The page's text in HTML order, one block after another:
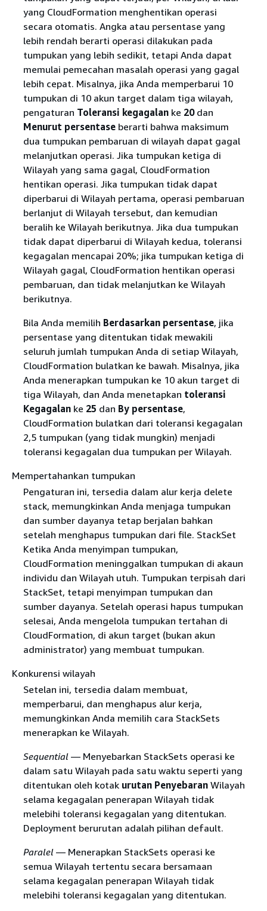
yang CloudFormation menghentikan operasi
secara otomatis. Angka atau persentase yang
lebih rendah berarti operasi dilakukan pada
tumpukan yang lebih sedikit, tetapi Anda dapat
memulai pemecahan masalah operasi yang gagal
lebih cepat. Misalnya, jika Anda memperbarui 10
tumpukan di 10 akun target dalam tiga wilayah,
pengaturan Toleransi kegagalanke 20dan
Menurut persentaseberarti bahwa maksimum
dua tumpukan pembaruan di wilayah dapat gagal
melanjutkan operasi. Jika tumpukan ketiga di
Wilayah yang sama gagal, CloudFormation
hentikan operasi. Jika tumpukan tidak dapat
diperbarui di Wilayah pertama, operasi pembaruan
berlanjut di Wilayah tersebut, dan kemudian
beralih ke Wilayah berikutnya. Jika dua tumpukan
tidak dapat diperbarui di Wilayah kedua, toleransi
kegagalan mencapai 20%; jika tumpukan ketiga di
Wilayah gagal, CloudFormation hentikan operasi
pembaruan, dan tidak melanjutkan ke Wilayah
berikutnya.
Bila Anda memilih Berdasarkan persentase, jika
persentase yang ditentukan tidak mewakili
seluruh jumlah tumpukan Anda di setiap Wilayah,
CloudFormation bulatkan ke bawah. Misalnya, jika
Anda menerapkan tumpukan ke 10 akun target di
tiga Wilayah, dan Anda menetapkan toleransi
Kegagalanke 25 dan By persentase,
CloudFormation bulatkan dari toleransi kegagalan
2,5 tumpukan (yang tidak mungkin) menjadi
toleransi kegagalan dua tumpukan per Wilayah.
Mempertahankan tumpukan
Pengaturan ini, tersedia dalam alur kerja delete
stack, memungkinkan Anda menjaga tumpukan
dan sumber dayanya tetap berjalan bahkan
setelah menghapus tumpukan dari file. StackSet
Ketika Anda menyimpan tumpukan,
CloudFormation meninggalkan tumpukan di akaun
individu dan Wilayah utuh. Tumpukan terpisah dari
StackSet, tetapi menyimpan tumpukan dan
sumber dayanya. Setelah operasi hapus tumpukan
selesai, Anda mengelola tumpukan tertahan di
CloudFormation, di akun target (bukan akun
administrator) yang membuat tumpukan.
Konkurensi wilayah
Setelan ini, tersedia dalam membuat,
memperbarui, dan menghapus alur kerja,
memungkinkan Anda memilih cara StackSets
menerapkan ke Wilayah.
Sequential— Menyebarkan StackSets operasi ke
dalam satu Wilayah pada satu waktu seperti yang
ditentukan oleh kotak urutan PenyebaranWilayah
selama kegagalan penerapan Wilayah tidak
melebihi toleransi kegagalan yang ditentukan.
Deployment berurutan adalah pilihan default.
Paralel— Menerapkan StackSets operasi ke
semua Wilayah tertentu secara bersamaan
selama kegagalan penerapan Wilayah tidak
melebihi toleransi kegagalan yang ditentukan.